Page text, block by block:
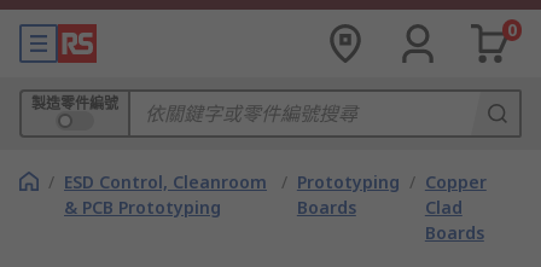
0
製造零件編號
/ ESD Control, Cleanroom
& PCB Prototyping
/ Prototyping
Boards
/ Copper
Clad
Boards